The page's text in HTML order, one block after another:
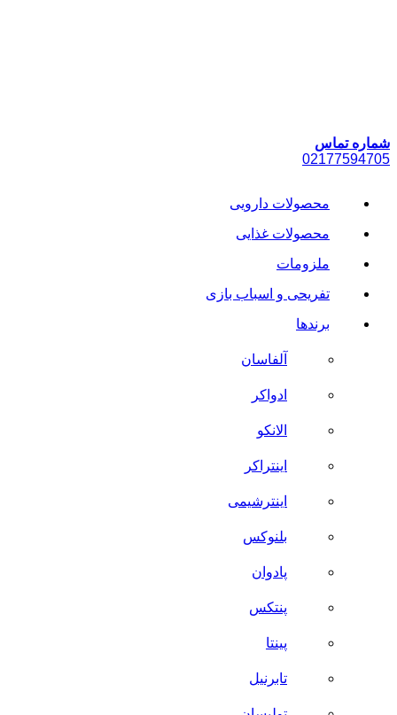
شماره تماس
02177594705
محصولات دارویی
محصولات غذایی
ملزومات
تفریحی و اسباب بازی
برندها
آلفاسان
ادواکر
الانکو
اینتراکر
اینترشیمی
بلنوکس
پادوان
پنتکس
پینتا
تابرنیل